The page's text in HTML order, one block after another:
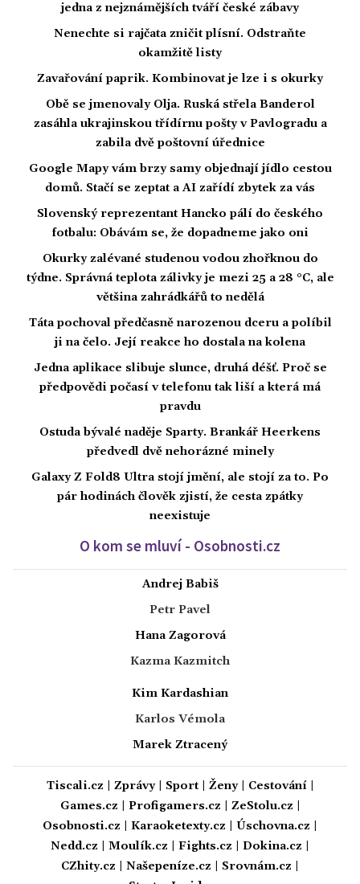
jedna z nejznámějších tváří české zábavy
Nenechte si rajčata zničit plísní. Odstraňte
okamžitě listy
Zavařování paprik. Kombinovat je lze i s okurky
Obě se jmenovaly Olja. Ruská střela Banderol
zasáhla ukrajinskou třídírnu pošty v Pavlogradu a
zabila dvě poštovní úřednice
Google Mapy vám brzy samy objednají jídlo cestou
domů. Stačí se zeptat a AI zařídí zbytek za vás
Slovenský reprezentant Hancko pálí do českého
fotbalu: Obávám se, že dopadneme jako oni
Okurky zalévané studenou vodou zhořknou do
týdne. Správná teplota zálivky je mezi 25 a 28 °C, ale
většina zahrádkářů to nedělá
Táta pochoval předčasně narozenou dceru a políbil
ji na čelo. Její reakce ho dostala na kolena
Jedna aplikace slibuje slunce, druhá déšť. Proč se
předpovědi počasí v telefonu tak liší a která má
pravdu
Ostuda bývalé naděje Sparty. Brankář Heerkens
předvedl dvě nehorázné minely
Galaxy Z Fold8 Ultra stojí jmění, ale stojí za to. Po
pár hodinách člověk zjistí, že cesta zpátky
neexistuje
O kom se mluví - Osobnosti.cz
Andrej Babiš
Petr Pavel
Hana Zagorová
Kazma Kazmitch
Kim Kardashian
Karlos Vémola
Marek Ztracený
Tiscali.cz Zprávy| Sport| Ženy| Cestování|
Games.cz
Profigamers.cz ZeStolu.cz
Osobnosti.cz
Karaoketexty.cz Úschovna.cz
Nedd.cz
Moulík.cz Fights.cz Dokina.cz
CZhity.cz
Našepeníze.cz Srovnám.cz